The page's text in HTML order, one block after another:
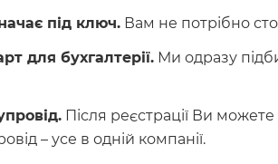
під ключ. Вам не потрібно
для бухгалтерії. Ми одразу
Після реєстрації Ви
– усе в одній компанії.